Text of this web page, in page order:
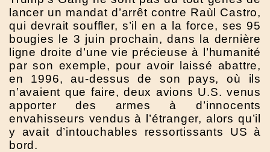
lancer un mandat d’arrêt contre Raùl Castro,
qui devrait souffler, s’il en a la force, ses 95
bougies le 3 juin prochain, dans la dernière
ligne droite d’une vie précieuse à l’humanité
par son exemple, pour avoir laissé abattre,
en 1996, au-dessus de son pays, où ils
n’avaient que faire, deux avions U.S. venus
apporter des armes à d’innocents
envahisseurs vendus à l’étranger, alors qu’il
y avait d’intouchables ressortissants US à
bord.